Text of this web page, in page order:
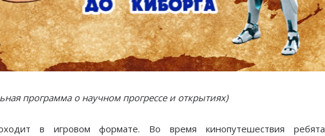
программа о научном прогрессе и открытиях)
в игровом формате. Во время кинопутешествия ребята